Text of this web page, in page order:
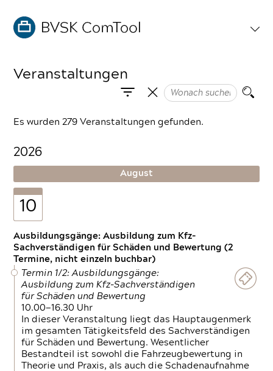
Veranstaltungen
Es wurden 279 Veranstaltungen gefunden.
2026
August
10
Ausbildungsgänge: Ausbildung zum Kfz-
Sachverständigen für Schäden und Bewertung (2
Termine, nicht einzeln buchbar)
Termin 1/2: Ausbildungsgänge:
Ausbildung zum Kfz-Sachverständigen
für Schäden und Bewertung
10.00—16.30 Uhr
In dieser Veranstaltung liegt das Hauptaugenmerk
im gesamten Tätigkeitsfeld des Sachverständigen
für Schäden und Bewertung. Wesentlicher
Bestandteil ist sowohl die Fahrzeugbewertung in
Theorie und Praxis, als auch die Schadenaufnahme